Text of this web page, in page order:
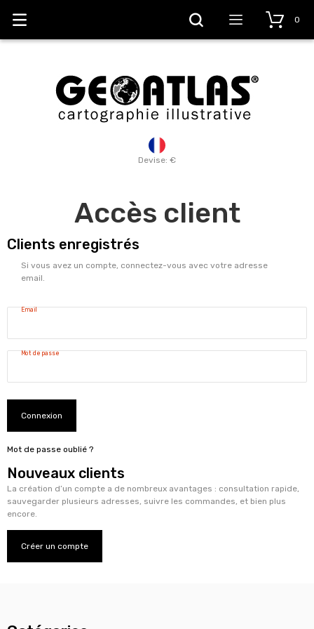
Devise: €
0
Accès client
Clients enregistrés
Si vous avez un compte, connectez-vous avec votre adresse
email.
Email
Mot de passe
Connexion
Mot de passe oublié ?
Nouveaux clients
La création d’un compte a de nombreux avantages : consultation rapide,
sauvegarder plusieurs adresses, suivre les commandes, et bien plus
encore.
Créer un compte